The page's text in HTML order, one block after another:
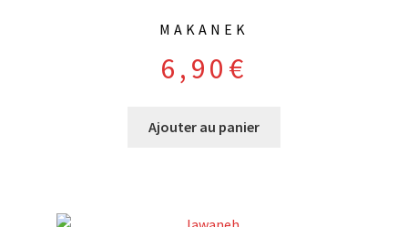
MAKANEK
6,90 €
Ajouter au panier